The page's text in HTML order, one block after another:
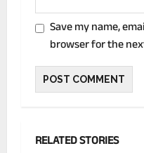
Save my name,
browser for the
RELATED STORIES